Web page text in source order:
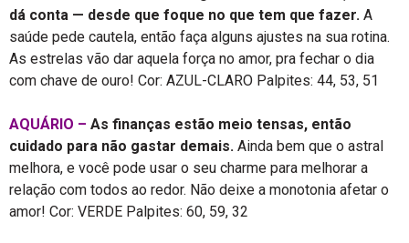
dá conta — desde que foque no que tem que fazer. A
saúde pede cautela, então faça alguns ajustes na sua rotina.
As estrelas vão dar aquela força no amor, pra fechar o dia
com chave de ouro! Cor: AZUL-CLARO Palpites: 44, 53, 51
AQUÁRIO – As finanças estão meio tensas, então
cuidado para não gastar demais. Ainda bem que o astral
melhora, e você pode usar o seu charme para melhorar a
relação com todos ao redor. Não deixe a monotonia afetar o
amor! Cor: VERDE Palpites: 60, 59, 32